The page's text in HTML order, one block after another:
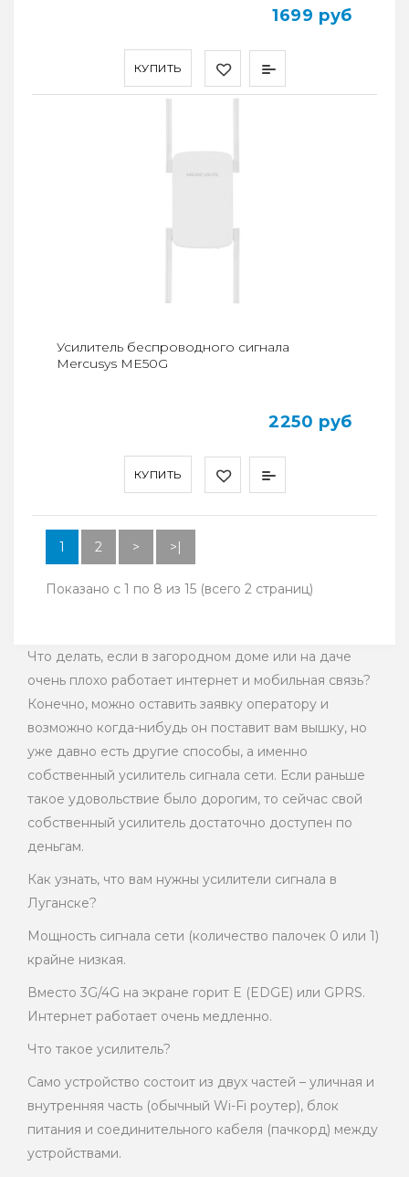
КУПИТЬ
1699 руб
КУПИТЬ
Усилитель беспроводного сигнала
Mercusys ME50G
2250 руб
1 2 > >|
Показано с 1 по 8 из 15 (всего 2 страниц)
Что делать, если в загородном доме или на даче
очень плохо работает интернет и мобильная связь?
Конечно, можно оставить заявку оператору и
возможно когда-нибудь он поставит вам вышку, но
уже давно есть другие способы, а именно
собственный усилитель сигнала сети. Если раньше
такое удовольствие было дорогим, то сейчас свой
собственный усилитель достаточно доступен по
деньгам.
Как узнать, что вам нужны усилители сигнала в
Луганске?
Мощность сигнала сети (количество палочек 0 или 1)
крайне низкая.
Вместо 3G/4G на экране горит E (EDGE) или GPRS.
Интернет работает очень медленно.
Что такое усилитель?
Само устройство состоит из двух частей – уличная и
внутренняя часть (обычный Wi-Fi роутер), блок
питания и соединительного кабеля (пачкорд) между
устройствами.